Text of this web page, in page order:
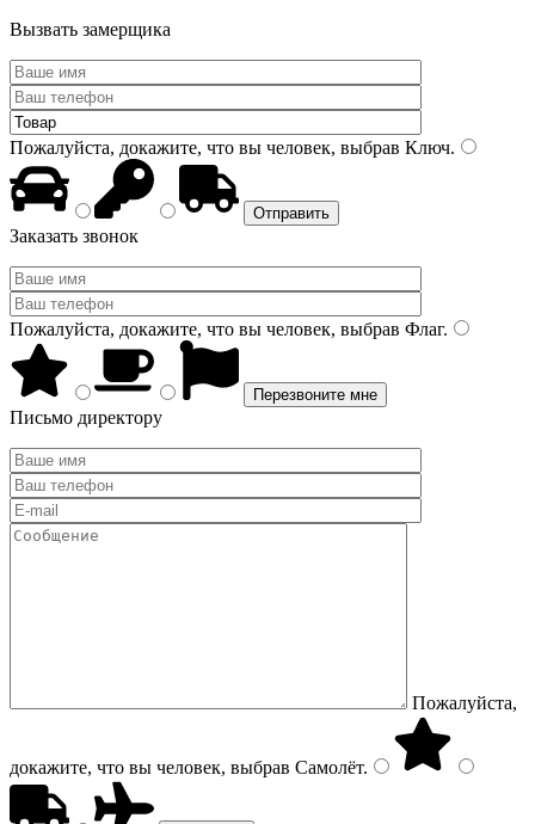
Вызвать замерщика
Пожалуйста, докажите, что вы человек, выбрав Ключ.
Заказать звонок
Пожалуйста, докажите, что вы человек, выбрав Флаг.
Письмо директору
Пожалуйста,
докажите, что вы человек, выбрав Самолёт.